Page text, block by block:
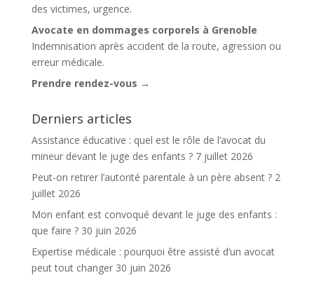
des victimes, urgence.
Avocate en dommages corporels à Grenoble
Indemnisation après accident de la route, agression ou
erreur médicale.
Prendre rendez-vous →
Derniers articles
Assistance éducative : quel est le rôle de l’avocat du
mineur devant le juge des enfants ? 7 juillet 2026
Peut-on retirer l’autorité parentale à un père absent ? 2
juillet 2026
Mon enfant est convoqué devant le juge des enfants :
que faire ? 30 juin 2026
Expertise médicale : pourquoi être assisté d’un avocat
peut tout changer 30 juin 2026